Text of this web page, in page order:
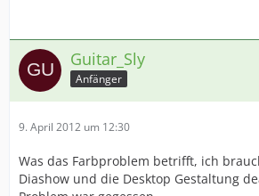
Guitar_Sly
Anfänger
9. April 2012 um 12:30
Was das Farbproblem betrifft, ich
Diashow und die Desktop Gestaltung